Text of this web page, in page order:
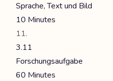
Sprache, Text und Bild
10 Minutes
3.11
Forschungsaufgabe
60 Minutes